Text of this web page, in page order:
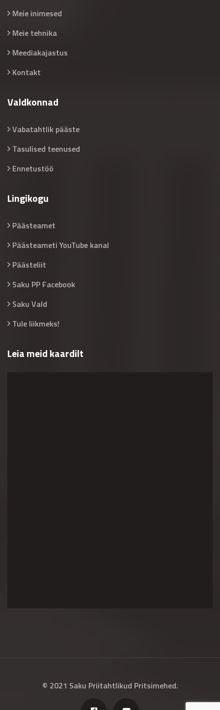
Meie inimesed
Meie tehnika
Meediakajastus
Kontakt
Valdkonnad
Vabatahtlik pääste
Tasulised teenused
Ennetustöö
Lingikogu
Päästeamet
Päästeameti YouTube kanal
Päästeliit
Saku PP Facebook
Saku Vald
Tule liikmeks!
Leia meid kaardilt
© 2021 Saku Priitahtlikud Pritsimehed.